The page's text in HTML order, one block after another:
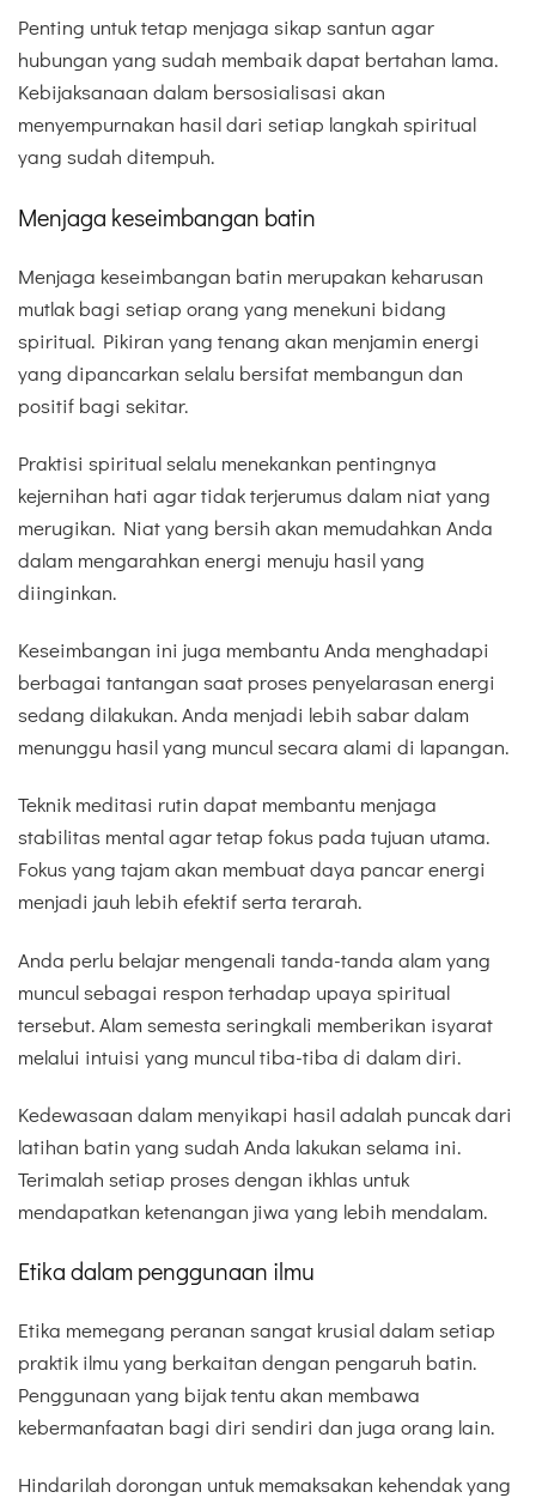
Penting untuk tetap menjaga sikap santun agar
hubungan yang sudah membaik dapat bertahan lama.
Kebijaksanaan dalam bersosialisasi akan
menyempurnakan hasil dari setiap langkah spiritual
yang sudah ditempuh.
Menjaga keseimbangan batin
Menjaga keseimbangan batin merupakan keharusan
mutlak bagi setiap orang yang menekuni bidang
spiritual. Pikiran yang tenang akan menjamin energi
yang dipancarkan selalu bersifat membangun dan
positif bagi sekitar.
Praktisi spiritual selalu menekankan pentingnya
kejernihan hati agar tidak terjerumus dalam niat yang
merugikan. Niat yang bersih akan memudahkan Anda
dalam mengarahkan energi menuju hasil yang
diinginkan.
Keseimbangan ini juga membantu Anda menghadapi
berbagai tantangan saat proses penyelarasan energi
sedang dilakukan. Anda menjadi lebih sabar dalam
menunggu hasil yang muncul secara alami di lapangan.
Teknik meditasi rutin dapat membantu menjaga
stabilitas mental agar tetap fokus pada tujuan utama.
Fokus yang tajam akan membuat daya pancar energi
menjadi jauh lebih efektif serta terarah.
Anda perlu belajar mengenali tanda-tanda alam yang
muncul sebagai respon terhadap upaya spiritual
tersebut. Alam semesta seringkali memberikan isyarat
melalui intuisi yang muncul tiba-tiba di dalam diri.
Kedewasaan dalam menyikapi hasil adalah puncak dari
latihan batin yang sudah Anda lakukan selama ini.
Terimalah setiap proses dengan ikhlas untuk
mendapatkan ketenangan jiwa yang lebih mendalam.
Etika dalam penggunaan ilmu
Etika memegang peranan sangat krusial dalam setiap
praktik ilmu yang berkaitan dengan pengaruh batin.
Penggunaan yang bijak tentu akan membawa
kebermanfaatan bagi diri sendiri dan juga orang lain.
Hindarilah dorongan untuk memaksakan kehendak yang